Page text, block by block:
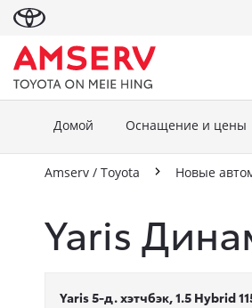
Домой Оснащение и цены
Amserv / Toyota Новые
Yaris
Yaris 5-д. хэтчбэк, 1.5 Hybrid